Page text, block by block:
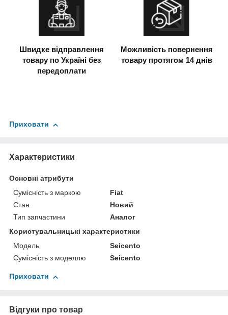
Швидке відправлення
товару по Україні без
передоплати
Можливість повернення
товару протягом 14 днів
Приховати
Характеристики
Основні атрибути
Сумісність з маркою
Fiat
Стан
Новий
Тип запчастини
Аналог
Користувальницькі характеристики
Мoдель
Seicento
Сумісність з моделлю
Seicento
Приховати
Відгуки про товар